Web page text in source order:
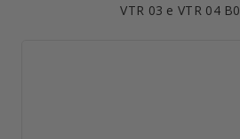
VTR 03 e VTR 04